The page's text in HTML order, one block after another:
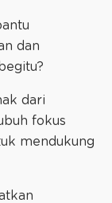
dan
dari
fokus
mendukung